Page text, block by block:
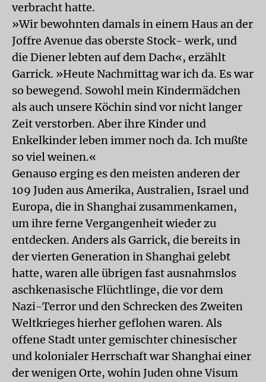
verbracht hatte.
»Wir bewohnten damals in einem Haus an der
Joffre Avenue das oberste Stock- werk, und
die Diener lebten auf dem Dach«, erzählt
Garrick. »Heute Nachmittag war ich da. Es war
so bewegend. Sowohl mein Kindermädchen
als auch unsere Köchin sind vor nicht langer
Zeit verstorben. Aber ihre Kinder und
Enkelkinder leben immer noch da. Ich mußte
so viel weinen.«
Genauso erging es den meisten anderen der
109 Juden aus Amerika, Australien, Israel und
Europa, die in Shanghai zusammenkamen,
um ihre ferne Vergangenheit wieder zu
entdecken. Anders als Garrick, die bereits in
der vierten Generation in Shanghai gelebt
hatte, waren alle übrigen fast ausnahmslos
aschkenasische Flüchtlinge, die vor dem
Nazi-Terror und den Schrecken des Zweiten
Weltkrieges hierher geflohen waren. Als
offene Stadt unter gemischter chinesischer
und kolonialer Herrschaft war Shanghai einer
der wenigen Orte, wohin Juden ohne Visum